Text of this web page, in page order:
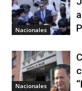
Nacionales
Nacionales